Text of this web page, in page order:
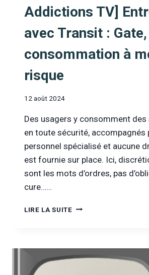
Addictions TV]
avec Transit :
consommation à
risque
12 août 2024
Des usagers y consomment
en toute sécurité, accompagnés
personnel spécialisé et aucune
est fournie sur place. Ici,
sont les mots d’ordres, pas
cure……
LIRE LA SUITE[INFOR
TV]
ENTRETIEN